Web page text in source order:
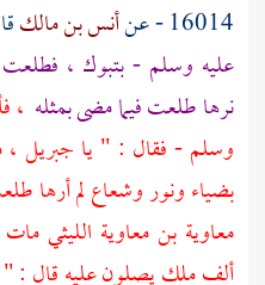
16014 - عن
أنس بن مالك
عليه وسلم -بتبوك ،
نرها طلعت فيما مضى بمثله ،
وسلم - فقال : " يا جبريل
بضياء ونور وشعاع لم أرها
معاوية بن معاوية الليثيمات
ألف ملك يصلون عليه قال :